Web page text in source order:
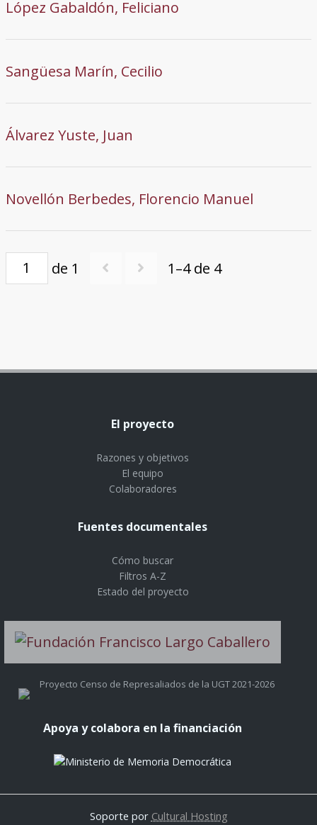
López Gabaldón, Feliciano
Sangüesa Marín, Cecilio
Álvarez Yuste, Juan
Novellón Berbedes, Florencio Manuel
de 1 1–4 de 4
El proyecto
Razones y objetivos
El equipo
Colaboradores
Fuentes documentales
Cómo buscar
Filtros A-Z
Estado del proyecto
Proyecto Censo de Represaliados de la UGT 2021-2026
Apoya y colabora en la financiación
Soporte por Cultural Hosting